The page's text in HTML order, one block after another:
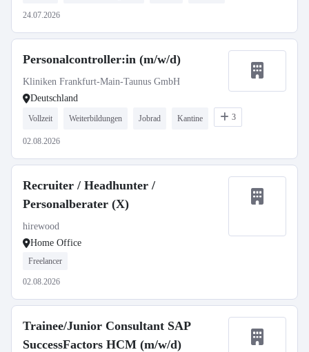
24.07.2026
Personalcontroller:in (m/w/d)
Kliniken Frankfurt-Main-Taunus GmbH
Deutschland
Vollzeit Weiterbildungen Jobrad Kantine 3
02.08.2026
Recruiter / Headhunter /
Personalberater (X)
hirewood
Home Office
Freelancer
02.08.2026
Trainee/Junior Consultant SAP
SuccessFactors HCM (m/w/d)